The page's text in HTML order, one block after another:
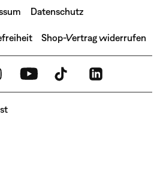
Datenschutz
Shop-Vertrag widerrufen